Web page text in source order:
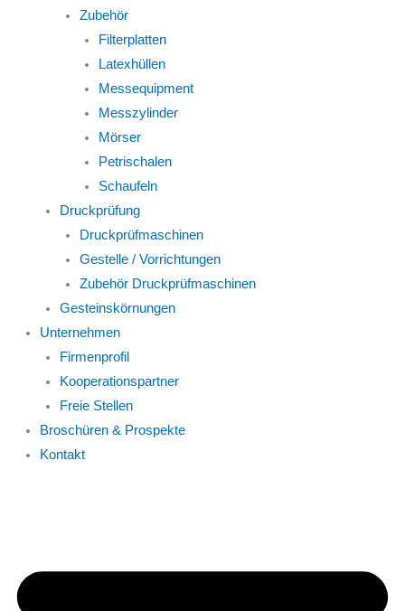
Zubehör
Filterplatten
Latexhüllen
Messequipment
Messzylinder
Mörser
Petrischalen
Schaufeln
Druckprüfung
Druckprüfmaschinen
Gestelle / Vorrichtungen
Zubehör Druckprüfmaschinen
Gesteinskörnungen
Unternehmen
Firmenprofil
Kooperationspartner
Freie Stellen
Broschüren & Prospekte
Kontakt